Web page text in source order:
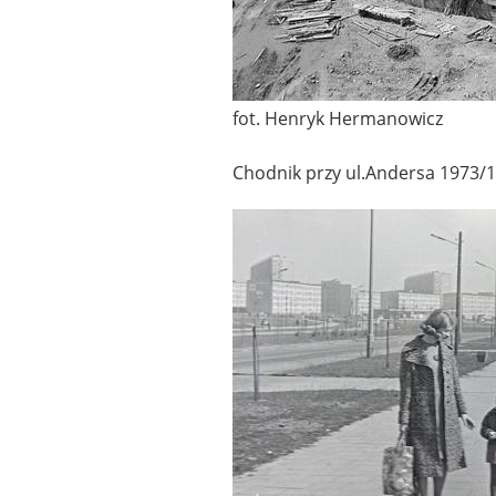
fot. Henryk Hermanowicz
Chodnik przy ul.Andersa 1973/